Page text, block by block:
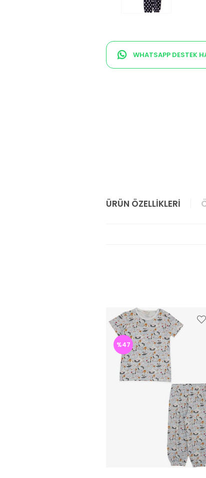
WHATSAPP DESTEK
ÜRÜN ÖZELLIKLERI
%47